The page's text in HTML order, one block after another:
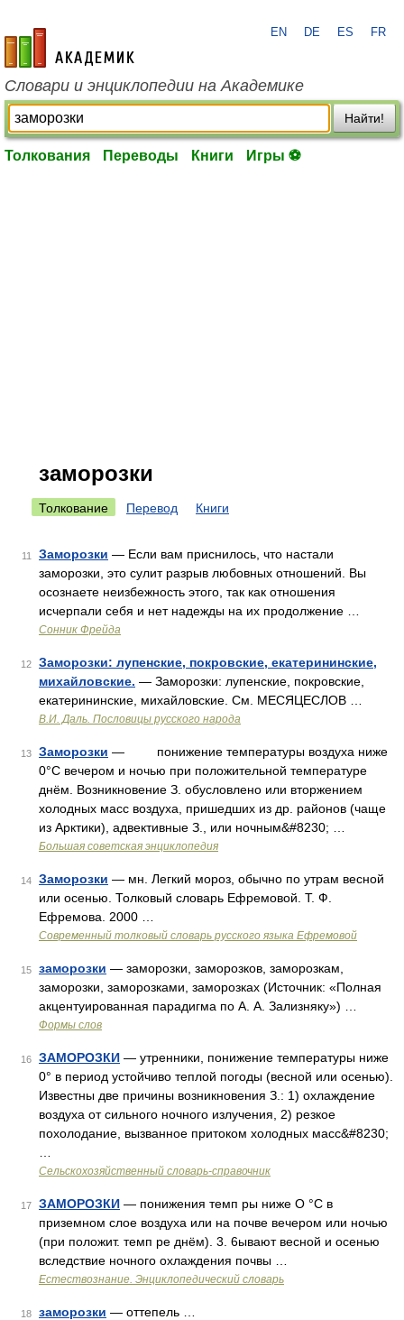
academic.ru
EN DE ES FR
Словари и энциклопедии на Академике
Найти!
Толкования Переводы Книги Игры ⚽
заморозки
Толкование Перевод Книги
11 Заморозки — Если вам приснилось, что настали
заморозки, это сулит разрыв любовных отношений. Вы
осознаете неизбежность этого, так как отношения
исчерпали себя и нет надежды на их продолжение …
Cонник Фрейда
12
Заморозки: лупенские, покровские, екатерининские,
михайловские. — Заморозки: лупенские, покровские,
екатерининские, михайловские. См. МЕСЯЦЕСЛОВ …
В.И. Даль. Пословицы русского народа
13 Заморозки — понижение температуры воздуха ниже
0°С вечером и ночью при положительной температуре
днём. Возникновение З. обусловлено или вторжением
холодных масс воздуха, пришедших из др. районов (чаще
из Арктики), адвективные З., или ночным&#8230; …
Большая советская энциклопедия
14 Заморозки — мн. Легкий мороз, обычно по утрам весной
или осенью. Толковый словарь Ефремовой. Т. Ф.
Ефремова. 2000 …
Современный толковый словарь русского языка Ефремовой
15 заморозки — заморозки, заморозков, заморозкам,
заморозки, заморозками, заморозках (Источник: «Полная
акцентуированная парадигма по А. А. Зализняку») …
Формы слов
16 ЗАМОРОЗКИ — утренники, понижение температуры ниже
0° в период устойчиво теплой погоды (весной или осенью).
Известны две причины возникновения З.: 1) охлаждение
воздуха от сильного ночного излучения, 2) резкое
похолодание, вызванное притоком холодных масс&#8230;
Сельскохозяйственный словарь-справочник
17 ЗАМОРОЗКИ — понижения темп ры ниже О °С в
приземном слое воздуха или на почве вечером или ночью
(при положит. темп ре днём). 3. 6ывают весной и осенью
вследствие ночного охлаждения почвы …
Естествознание. Энциклопедический словарь
18 заморозки — оттепель …